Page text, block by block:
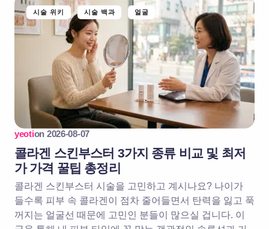
시술 위키 시술 백과 얼굴
yeotion 2026-08-07
콜라겐 스킨부스터 3가지 종류 비교 및 최저
가 가격 꿀팁 총정리
콜라겐 스킨부스터 시술을 고민하고 계시나요? 나이가
들수록 피부 속 콜라겐이 점차 줄어들면서 탄력을 잃고 푹
꺼지는 얼굴선 때문에 고민인 분들이 많으실 겁니다. 이